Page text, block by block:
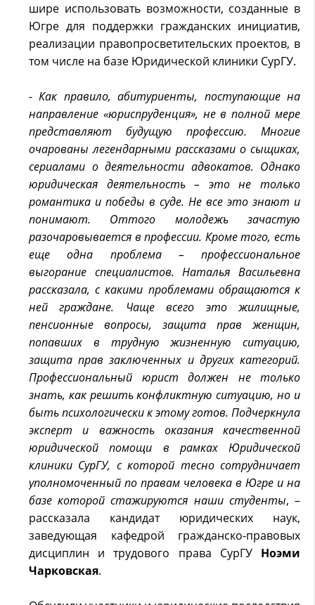
шире использовать возможности, созданные в
Югре для поддержки гражданских инициатив,
реализации правопросветительских проектов, в
том числе на базе Юридической клиники СурГУ.
- Как правило, абитуриенты, поступающие на
направление «юриспруденция», не в полной мере
представляют будущую профессию. Многие
очарованы легендарными рассказами о сыщиках,
сериалами о деятельности адвокатов. Однако
юридическая деятельность – это не только
романтика и победы в суде. Не все это знают и
понимают. Оттого молодежь зачастую
разочаровывается в профессии. Кроме того, есть
еще одна проблема – профессиональное
выгорание специалистов. Наталья Васильевна
рассказала, с какими проблемами обращаются к
ней граждане. Чаще всего это жилищные,
пенсионные вопросы, защита прав женщин,
попавших в трудную жизненную ситуацию,
защита прав заключенных и других категорий.
Профессиональный юрист должен не только
знать, как решить конфликтную ситуацию, но и
быть психологически к этому готов. Подчеркнула
эксперт и важность оказания качественной
юридической помощи в рамках Юридической
клиники СурГУ, с которой тесно сотрудничает
уполномоченный по правам человека в Югре и на
базе которой стажируются наши студенты, –
рассказала кандидат юридических наук,
заведующая кафедрой гражданско-правовых
дисциплин и трудового права СурГУ Ноэми
Чарковская.